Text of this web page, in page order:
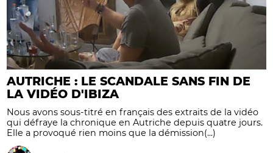
AUTRICHE : LE SCANDALE SANS FIN DE
LA VIDÉO D'IBIZA
Nous avons sous-titré en français des extraits de la vidéo
qui défraye la chronique en Autriche depuis quatre jours.
Elle a provoqué rien moins que la démission(...)